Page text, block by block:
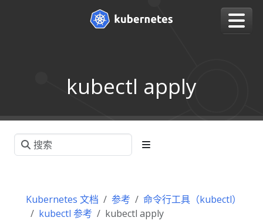
kubectl apply
Kubernetes 文档 参考
命令行工具（kubectl）
kubectl 参考
kubectl apply